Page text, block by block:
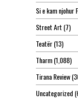
Si e kam njohur
Street Art (7)
Teatër(13)
Tharm(1,088)
Tirana Review
Uncategorized